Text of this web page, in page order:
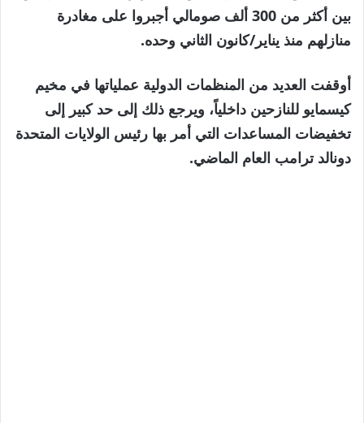
بين أكثر من 300 ألف صومالي أجبروا على مغادرة
منازلهم منذ يناير/كانون الثاني وحده.
أوقفت العديد من المنظمات الدولية عملياتها في مخيم
كيسمايو للنازحين داخلياً، ويرجع ذلك إلى حد كبير إلى
تخفيضات المساعدات التي أمر بها رئيس الولايات المتحدة
دونالد ترامب العام الماضي.